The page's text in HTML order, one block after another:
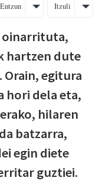
Entzun Itzuli
oinarrituta,
hartzen dute
Orain, egitura
hori dela eta,
hilaren
batzarra,
egin diete
guztiei.